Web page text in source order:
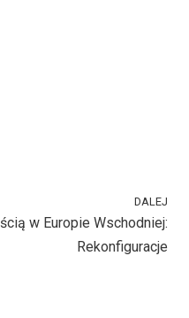
DALEJ
w Europie Wschodniej:
Rekonfiguracje